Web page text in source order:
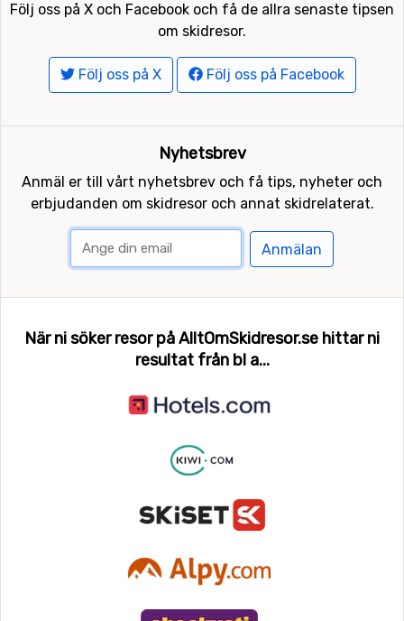
Följ oss på X och Facebook och få de allra senaste tipsen
om skidresor.
Följ oss på X Följ oss på Facebook
Nyhetsbrev
Anmäl er till vårt nyhetsbrev och få tips, nyheter och
erbjudanden om skidresor och annat skidrelaterat.
Anmälan
När ni söker resor på AlltOmSkidresor.se hittar ni
resultat från bl a...